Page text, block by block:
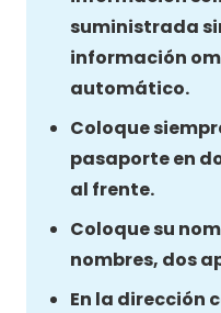
suministrada
información
automático.
Coloque
pasaporte en
al frente.
Coloque su
nombres, dos
En la dirección